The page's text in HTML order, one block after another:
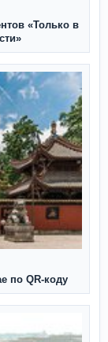
«Только в
по QR‑коду